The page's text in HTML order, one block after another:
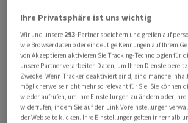
Geschäfte erfunden gewesen sei. Das
Verteidigung Brauns stützen.
Laut Anklage bildeten der seit Sommer
Untersuchungshaft sitzende
Komplizen eine kriminelle
Banken und Investoren nicht
Ihre Privatsphäre ist uns wichtig
Wir und unsere 293-Partner speichern und greifen auf
wie Browserdaten oder eindeutige Kennungen auf Ihrem
von Akzeptieren aktivieren Sie Tracking-Technologien für
unsere Partner verarbeiten Daten, um Ihnen Dienste
Zwecke. Wenn Tracker deaktiviert sind, sind manche
möglicherweise nicht mehr so relevant für Sie. Sie können
wieder aufrufen, um Ihre Einstellungen zu ändern oder
widerrufen, indem Sie auf den Link Voreinstellungen
der Webseite klicken. Ihre Einstellungen gelten innerhalb